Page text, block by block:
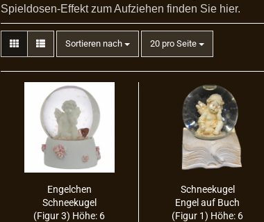
Spieldosen-Effekt zum Aufziehen finden Sie hier.
Sortieren nach 20 pro Seite
En­gel­chen
Schnee­ku­gel
(Figur 3) Höhe: 6
Schnee­ku­gel
Engel auf Buch
(Figur 1) Höhe: 6